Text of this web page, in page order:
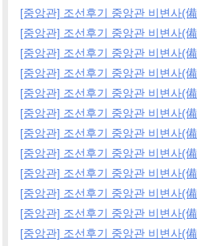
[중앙관] 조선후기 중앙관 비변사(
[중앙관] 조선후기 중앙관 비변사(
[중앙관] 조선후기 중앙관 비변사(
[중앙관] 조선후기 중앙관 비변사(
[중앙관] 조선후기 중앙관 비변사(
[중앙관] 조선후기 중앙관 비변사(
[중앙관] 조선후기 중앙관 비변사(
[중앙관] 조선후기 중앙관 비변사(
[중앙관] 조선후기 중앙관 비변사(
[중앙관] 조선후기 중앙관 비변사(
[중앙관] 조선후기 중앙관 비변사(
[중앙관] 조선후기 중앙관 비변사(